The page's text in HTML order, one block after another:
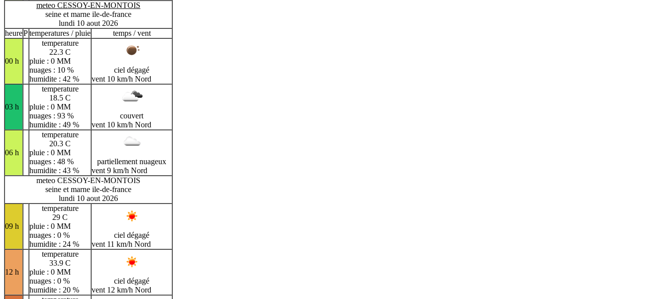
meteo CESSOY-EN-MONTOIS
seine et marne ile-de-france
lundi 10 aout 2026
heurePtemperatures / pluie temps / vent
00 h
temperature
22.3 C
pluie : 0 MM
nuages : 10 %
humidite : 42 %
ciel dégagé
vent 10 km/h Nord
03 h
temperature
18.5 C
pluie : 0 MM
nuages : 93 %
humidite : 49 %
couvert
vent 10 km/h Nord
06 h
temperature
20.3 C
pluie : 0 MM
nuages : 48 %
humidite : 43 %
partiellement nuageux
vent 9 km/h Nord
meteo CESSOY-EN-MONTOIS
seine et marne ile-de-france
lundi 10 aout 2026
09 h
temperature
29 C
pluie : 0 MM
nuages : 0 %
humidite : 24 %
ciel dégagé
vent 11 km/h Nord
12 h
temperature
33.9 C
pluie : 0 MM
nuages : 0 %
humidite : 20 %
ciel dégagé
vent 12 km/h Nord